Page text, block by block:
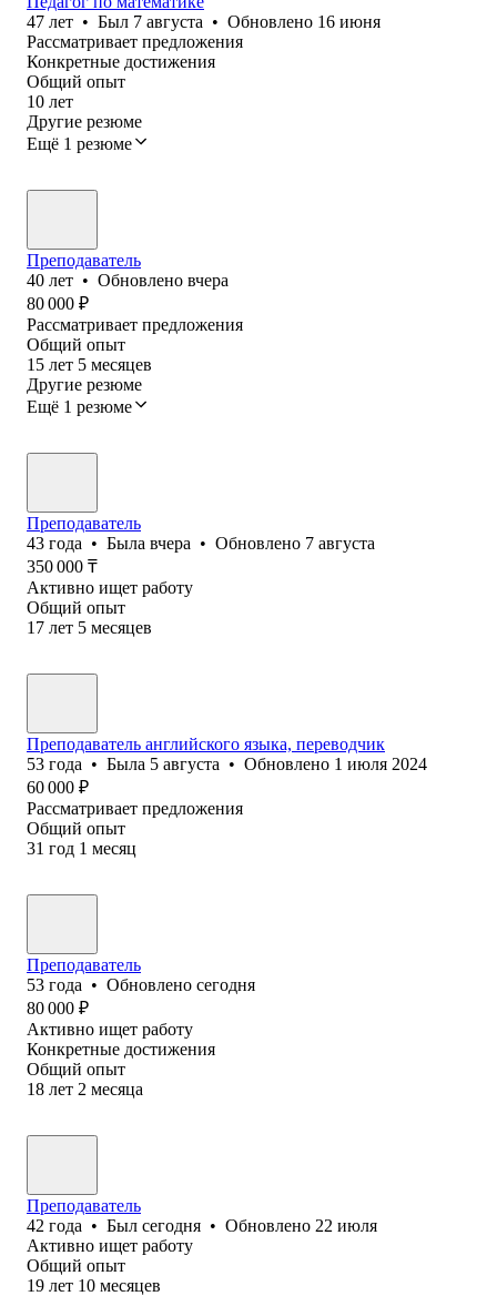
47 лет • Был 7 августа • Обновлено 16 июня
Рассматривает предложения
Конкретные достижения
Общий опыт
10 лет
Другие резюме
Ещё 1 резюме
Преподаватель
40 лет • Обновлено вчера
80 000 ₽
Рассматривает предложения
Общий опыт
15 лет 5 месяцев
Другие резюме
Ещё 1 резюме
Преподаватель
43 года • Была вчера • Обновлено 7 августа
350 000 ₸
Активно ищет работу
Общий опыт
17 лет 5 месяцев
Преподаватель английского языка, переводчик
53 года • Была 5 августа • Обновлено 1 июля 2024
60 000 ₽
Рассматривает предложения
Общий опыт
31 год 1 месяц
Преподаватель
53 года • Обновлено сегодня
80 000 ₽
Активно ищет работу
Конкретные достижения
Общий опыт
18 лет 2 месяца
Преподаватель
42 года • Был сегодня • Обновлено 22 июля
Активно ищет работу
Общий опыт
19 лет 10 месяцев